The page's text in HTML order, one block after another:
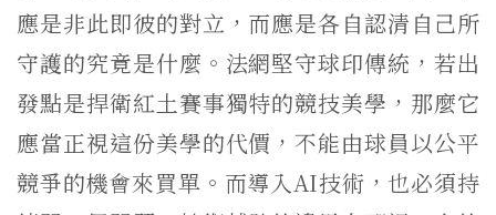
應是非此即彼的對立，而應是各自認清自己所
守護的究竟是什麼。法網堅守球印傳統，若出
發點是捍衛紅土賽事獨特的競技美學，那麼它
應當正視這份美學的代價，不能由球員以公平
競爭的機會來買單。而導入AI技術，也必須持